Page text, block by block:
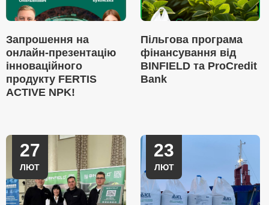
Запрошення на
онлайн-презентацію
інноваційного
продукту FERTIS
ACTIVE NPK!
Пільгова програма
фінансування від
BINFIELD та ProCredit
Bank
27
ЛЮТ
23
ЛЮТ